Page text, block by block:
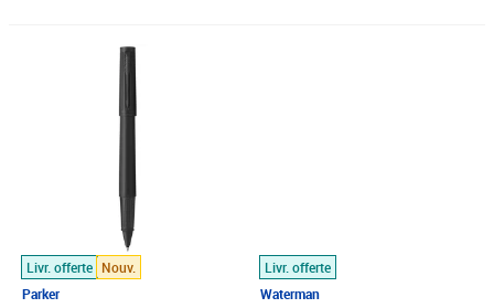
Livr. offerte Nouv.
Parker
Prix 208,54€ HT
Livr. offerte
Waterman